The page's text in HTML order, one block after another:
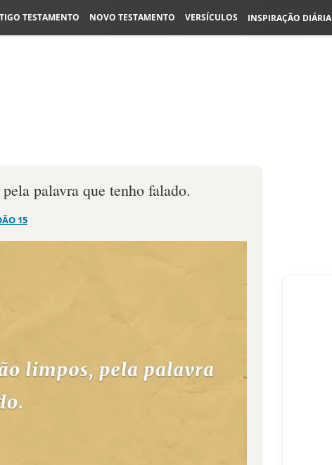
TESTAMENTO NOVO TESTAMENTO VERSÍCULOS INSPIRAÇÃO DIÁRIA
palavra que tenho falado.
15